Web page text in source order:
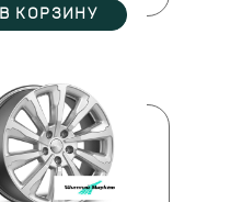
В КОРЗИНУ